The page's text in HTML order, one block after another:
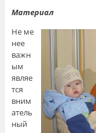
Материал
Не ме
нее
важн
ым
являе
тся
вним
атель
ный